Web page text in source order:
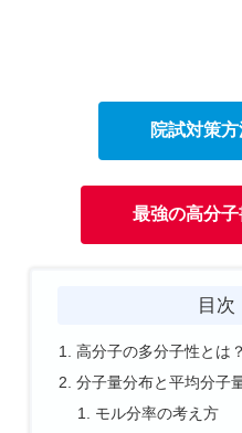
院試対策方
最強の高分子
目次
高分子の多分子性とは？
分子量分布と平均分子
モル分率の考え方